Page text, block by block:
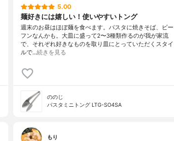
5.00
麺好きには嬉しい！使いやすいトング
週末のお昼はほぼ麺を食べます。パスタに焼きそば、ビー
フンなんかも。大皿に盛って2〜3種類作るのが我が家流
で、それぞれ好きなものを取り皿にとっていただくスタイ
ルで…続きを見る
ののじ
パスタミニトング LTG-SO4SA
もり